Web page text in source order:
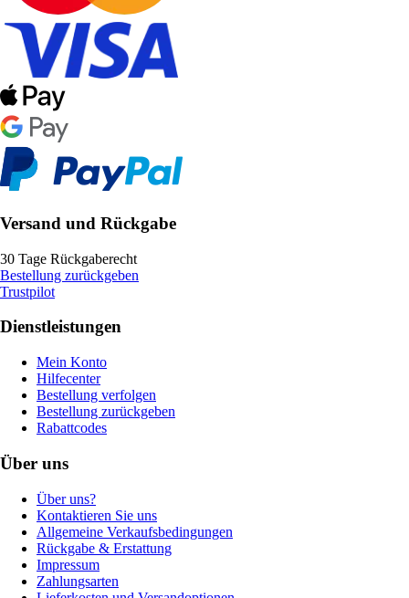
Versand und Rückgabe
30 Tage Rückgaberecht
Bestellung zurückgeben
Trustpilot
Dienstleistungen
Mein Konto
Hilfecenter
Bestellung verfolgen
Bestellung zurückgeben
Rabattcodes
Über uns
Über uns?
Kontaktieren Sie uns
Allgemeine Verkaufsbedingungen
Rückgabe & Erstattung
Impressum
Zahlungsarten